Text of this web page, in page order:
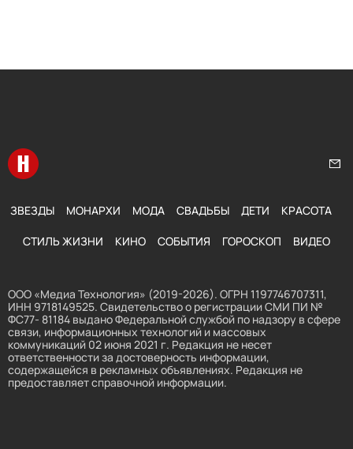
Перейти на главную
ЗВЕЗДЫ МОНАРХИ МОДА СВАДЬБЫ ДЕТИ КРАСОТА
СТИЛЬ ЖИЗНИ КИНО СОБЫТИЯ ГОРОСКОП ВИДЕО
ООО «Медиа Технология» (2019-2026). ОГРН 1197746707311,
ИНН 9718149525. Свидетельство о регистрации СМИ ПИ №
ФС77- 81184 выдано Федеральной службой по надзору в сфере
связи, информационных технологий и массовых
коммуникаций 02 июня 2021 г. Редакция не несет
ответственности за достоверность информации,
содержащейся в рекламных объявлениях. Редакция не
предоставляет справочной информации.